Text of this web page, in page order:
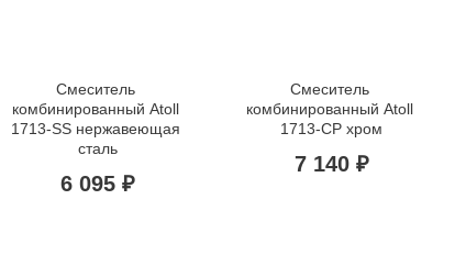
Смеситель
комбинированный Atoll
1713-SS нержавеющая
сталь
6 095 ₽
Смеситель
комбинированный Atoll
1713-СР хром
7 140 ₽